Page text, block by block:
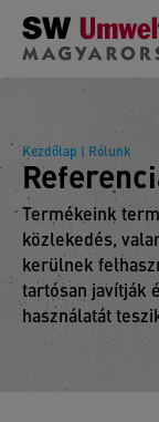
Skip to main content
Kezdőlap | Rólunk
Termékeink
közlekedés,
kerülnek
tartósan javítják
használatát